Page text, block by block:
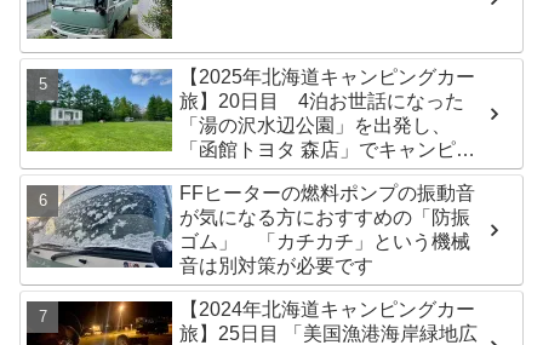
【2025年北海道キャンピングカー
旅】20日目 4泊お世話になった
「湯の沢水辺公園」を出発し、
「函館トヨタ 森店」でキャンピン
グカーのオイル交換完了！今日は
伊達市の「徳舜瞥山麓キャンプ
場」へ
FFヒーターの燃料ポンプの振動音
が気になる方におすすめの「防振
ゴム」 「カチカチ」という機械
音は別対策が必要です
【2024年北海道キャンピングカー
旅】25日目 「美国漁港海岸緑地広